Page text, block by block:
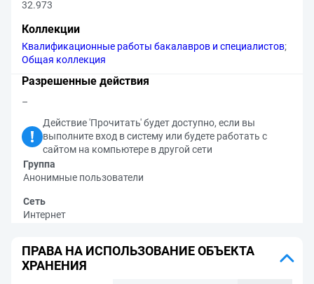
32.973
Коллекции
Квалификационные работы бакалавров и специалистов;
Общая коллекция
Разрешенные действия
–
Действие 'Прочитать' будет доступно, если вы
выполните вход в систему или будете работать с
сайтом на компьютере в другой сети
Группа
Анонимные пользователи
Сеть
Интернет
ПРАВА НА ИСПОЛЬЗОВАНИЕ ОБЪЕКТА
ХРАНЕНИЯ